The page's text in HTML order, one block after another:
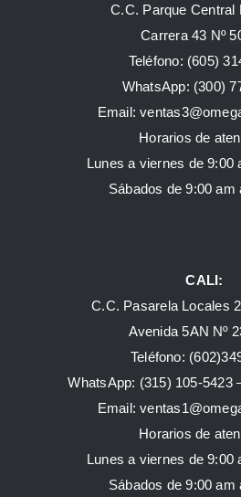
C.C. Parque Central
Carrera 43 Nº
Teléfono: (605)
WhatsApp: (300)
Email:
Horarios de
Lunes a viernes de 9:00
Sábados de 9:00 am
CALI:
C.C. Pasarela Locales
Avenida 5AN Nº
Teléfono:
WhatsApp: (315) 105-5423
Email:
Horarios de
Lunes a viernes de 9:00
Sábados de 9:00 am